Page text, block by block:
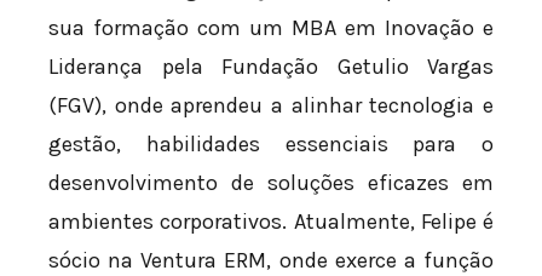
sua formação com um MBA em Inovação e
Liderança pela Fundação Getulio Vargas
(FGV), onde aprendeu a alinhar tecnologia e
gestão, habilidades essenciais para o
desenvolvimento de soluções eficazes em
ambientes corporativos. Atualmente, Felipe é
sócio na Ventura ERM, onde exerce a função